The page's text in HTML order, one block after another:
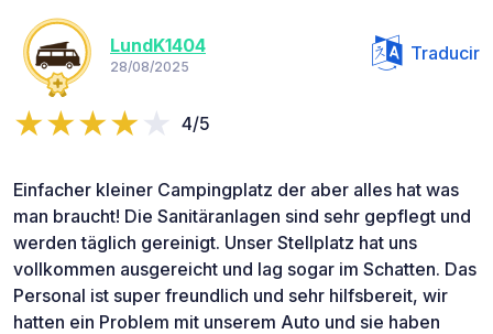
LundK1404
28/08/2025
Traducir
4/5
Einfacher kleiner Campingplatz der aber alles hat was
man braucht! Die Sanitäranlagen sind sehr gepflegt und
werden täglich gereinigt. Unser Stellplatz hat uns
vollkommen ausgereicht und lag sogar im Schatten. Das
Personal ist super freundlich und sehr hilfsbereit, wir
hatten ein Problem mit unserem Auto und sie haben